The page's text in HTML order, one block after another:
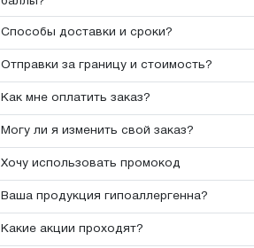
Способы доставки и сроки?
Отправки за границу и стоимость?
Как мне оплатить заказ?
Могу ли я изменить свой заказ?
Хочу использовать промокод
Ваша продукция гипоаллергенна?
Какие акции проходят?